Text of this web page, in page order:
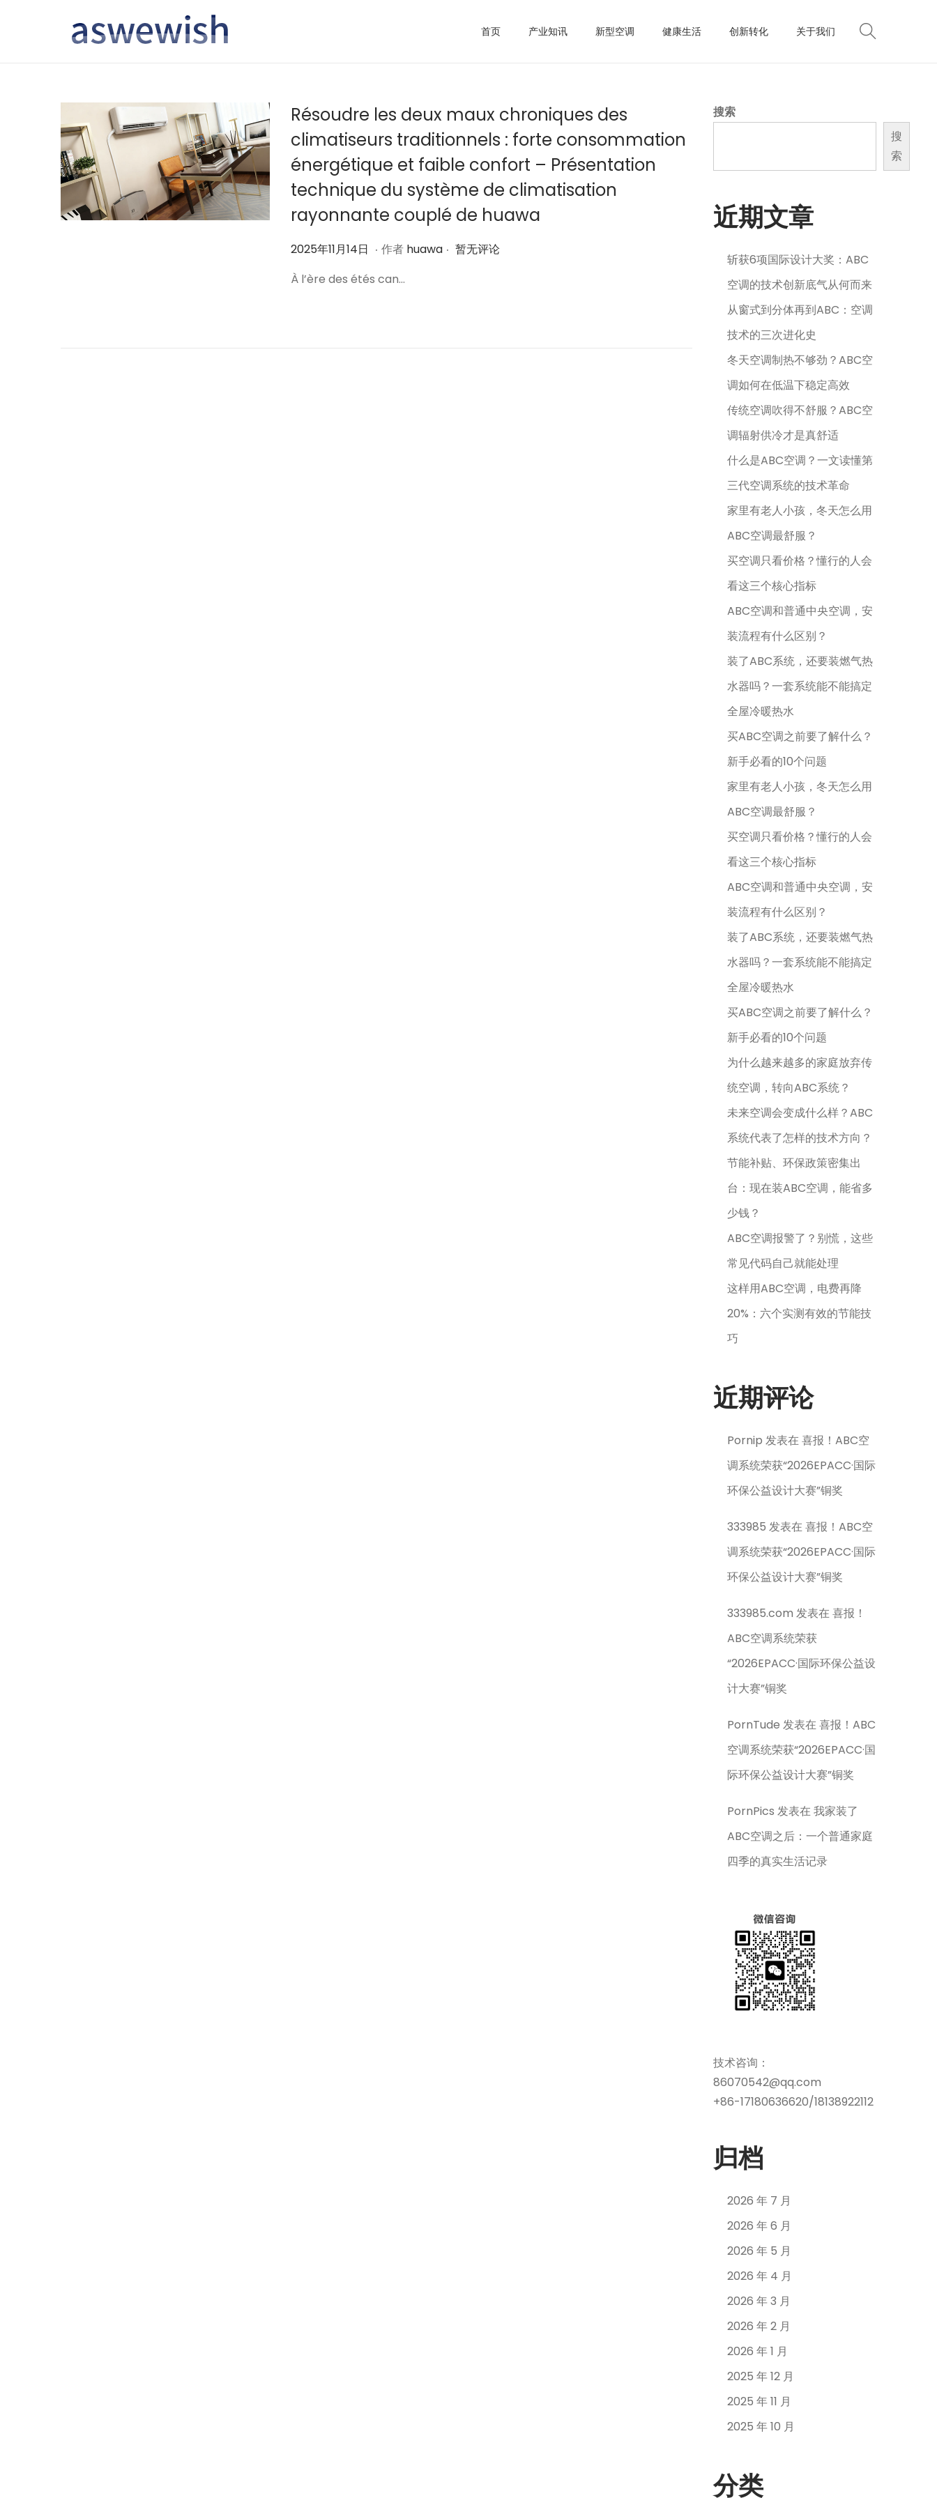
首页 产业知讯 新型空调 健康生活 创新转化 关于我们
Résoudre les deux maux chroniques des
climatiseurs traditionnels : forte consommation
énergétique et faible confort – Présentation
technique du système de climatisation
rayonnante couplé de huawa
作
2025年11月14日 2
2
. 作者 huawa . 暂无评论
À l’ère des étés can…
搜索
搜
索
近期文章
斩获6项国际设计大奖：ABC
空调的技术创新底气从何而来
从窗式到分体再到ABC：空调
技术的三次进化史
冬天空调制热不够劲？ABC空
调如何在低温下稳定高效
传统空调吹得不舒服？ABC空
调辐射供冷才是真舒适
什么是ABC空调？一文读懂第
三代空调系统的技术革命
家里有老人小孩，冬天怎么用
ABC空调最舒服？
买空调只看价格？懂行的人会
看这三个核心指标
ABC空调和普通中央空调，安
装流程有什么区别？
装了ABC系统，还要装燃气热
水器吗？一套系统能不能搞定
全屋冷暖热水
买ABC空调之前要了解什么？
新手必看的10个问题
家里有老人小孩，冬天怎么用
ABC空调最舒服？
买空调只看价格？懂行的人会
看这三个核心指标
ABC空调和普通中央空调，安
装流程有什么区别？
装了ABC系统，还要装燃气热
水器吗？一套系统能不能搞定
全屋冷暖热水
买ABC空调之前要了解什么？
新手必看的10个问题
为什么越来越多的家庭放弃传
统空调，转向ABC系统？
未来空调会变成什么样？ABC
系统代表了怎样的技术方向？
节能补贴、环保政策密集出
台：现在装ABC空调，能省多
少钱？
ABC空调报警了？别慌，这些
常见代码自己就能处理
这样用ABC空调，电费再降
20%：六个实测有效的节能技
巧
近期评论
Pornip 发表在喜报！ABC空
调系统荣获“2026EPACC·国际
环保公益设计大赛”铜奖
333985 发表在喜报！ABC空
调系统荣获“2026EPACC·国际
环保公益设计大赛”铜奖
333985.com 发表在喜报！
ABC空调系统荣获
“2026EPACC·国际环保公益设
计大赛”铜奖
PornTude 发表在喜报！ABC
空调系统荣获“2026EPACC·国
际环保公益设计大赛”铜奖
PornPics 发表在我家装了
ABC空调之后：一个普通家庭
四季的真实生活记录
技术咨询：
86070542@qq.com
+86-17180636620/18138922112
归档
2026 年 7 月
2026 年 6 月
2026 年 5 月
2026 年 4 月
2026 年 3 月
2026 年 2 月
2026 年 1 月
2025 年 12 月
2025 年 11 月
2025 年 10 月
分类